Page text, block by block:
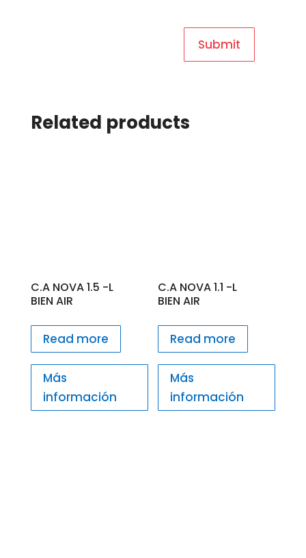
Related products
C.A NOVA 1.5 -L
BIEN AIR
Read more
Más
información
C.A NOVA 1.1 -L
BIEN AIR
Read more
Más
información